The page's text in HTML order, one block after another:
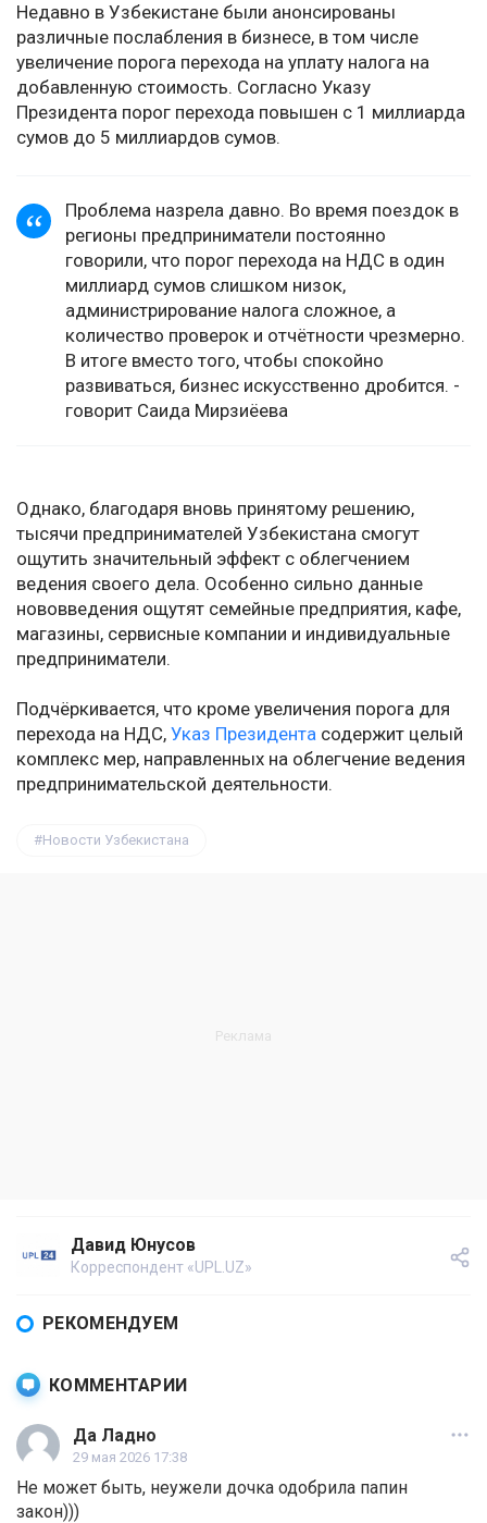
Недавно в Узбекистане были анонсированы
различные послабления в бизнесе, в том числе
увеличение порога перехода на уплату налога на
добавленную стоимость. Согласно Указу
Президента порог перехода повышен с 1 миллиарда
сумов до 5 миллиардов сумов.
Проблема назрела давно. Во время поездок в
регионы предприниматели постоянно
говорили, что порог перехода на НДС в один
миллиард сумов слишком низок,
администрирование налога сложное, а
количество проверок и отчётности чрезмерно.
В итоге вместо того, чтобы спокойно
развиваться, бизнес искусственно дробится. -
говорит Саида Мирзиёева
Однако, благодаря вновь принятому решению,
тысячи предпринимателей Узбекистана смогут
ощутить значительный эффект с облегчением
ведения своего дела. Особенно сильно данные
нововведения ощутят семейные предприятия, кафе,
магазины, сервисные компании и индивидуальные
предприниматели.
Подчёркивается, что кроме увеличения порога для
перехода на НДС, Указ Президента содержит целый
комплекс мер, направленных на облегчение ведения
предпринимательской деятельности.
Новости Узбекистана
Давид Юнусов
Корреспондент «UPL.UZ»
РЕКОМЕНДУЕМ
КОММЕНТАРИИ
Да Ладно
29 мая 2026 17:38
Не может быть, неужели дочка одобрила папин
закон)))